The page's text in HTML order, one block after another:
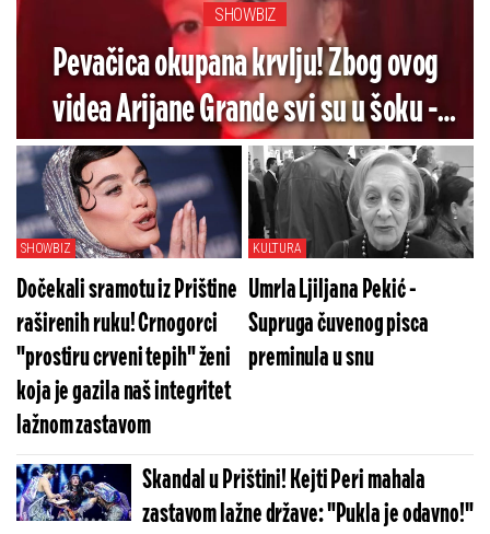
SHOWBIZ
Pevačica okupana krvlju! Zbog ovog
videa Arijane Grande svi su u šoku -
Pogledajte koliko je jezivo (VIDEO)
SHOWBIZ
Dočekali sramotu iz Prištine
raširenih ruku! Crnogorci
"prostiru crveni tepih" ženi
koja je gazila naš integritet
lažnom zastavom
KULTURA
Umrla Ljiljana Pekić -
Supruga čuvenog pisca
preminula u snu
Skandal u Prištini! Kejti Peri mahala
zastavom lažne države: "Pukla je odavno!"